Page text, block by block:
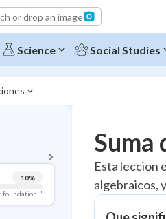
or drop an image
Science Social Studies
10%
foundation!"
Topic
Pug Score
Suma
Esta leccion
algebraicos,